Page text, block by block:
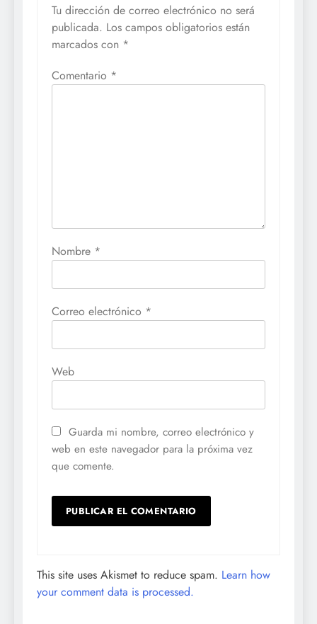
Tu dirección de correo electrónico no será
publicada. Los campos obligatorios están
marcados con *
Comentario *
Nombre *
Correo electrónico *
Web
Guarda mi nombre, correo electrónico y
web en este navegador para la próxima vez
que comente.
This site uses Akismet to reduce spam. Learn how
your comment data is processed.